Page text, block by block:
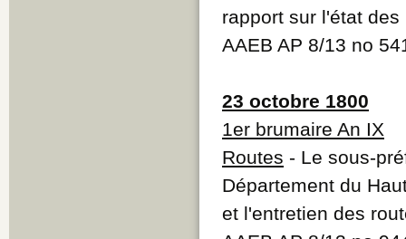
rapport sur l'état
AAEB AP 8/13 no
23 octobre 1800
1er brumaire An IX
Routes - Le sous-
Département du
et l'entretien des